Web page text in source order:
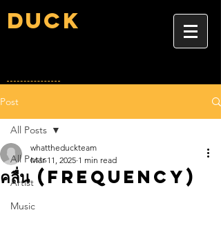
Duck
Post
All Posts
Artist
Music
All Posts
คลื่น (Frequency)
whattheduckteam
Mar 11, 2025 1 min read